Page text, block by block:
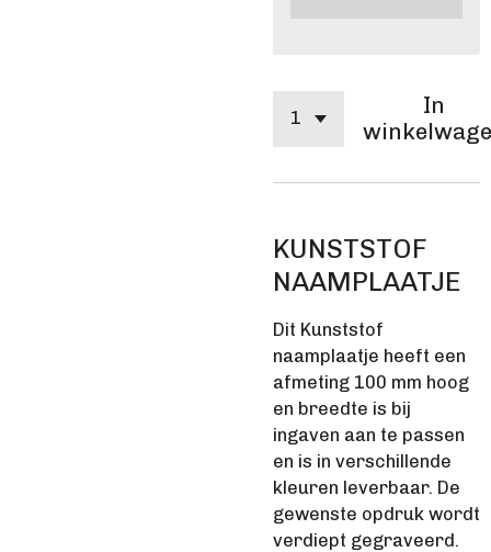
In
KUNSTSTOF
NAAMPLAATJE
Dit Kunststof
naamplaatje heeft een
afmeting 100 mm hoog
en breedte is bij
ingaven aan te passen
en is in verschillende
kleuren leverbaar. De
gewenste opdruk wordt
verdiept gegraveerd.